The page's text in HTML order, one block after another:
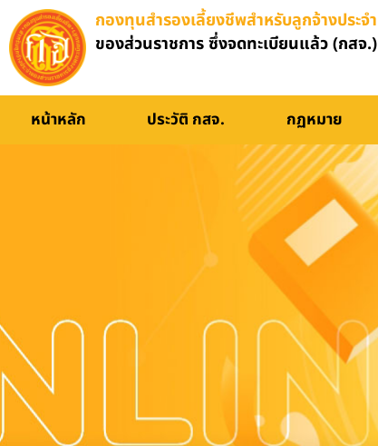
กองทุนสำรองเลี้ยงชีพสำหรับลูกจ้างประจำ
ของส่วนราชการ ซึ่งจดทะเบียนแล้ว (กสจ.)
หน้าหลัก ประวัติ กสจ. กฏหมาย
อบรมออนไลน์